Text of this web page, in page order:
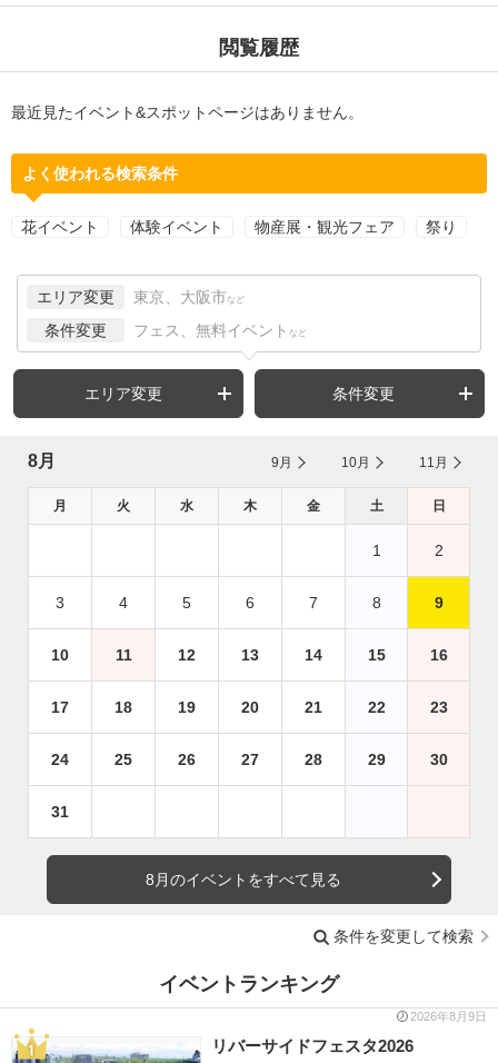
閲覧履歴
最近見たイベント&スポットページはありません。
よく使われる検索条件
花イベント 体験イベント 物産展・観光フェア 祭り
エリア変更 東京、大阪市 など
条件変更 フェス、無料イベント など
エリア変更 条件変更
8月 9月 10月 11月
月 火 水 木 金 土 日
1 2
3 4 5 6 7 8 9
10 11 12 13 14 15 16
17 18 19 20 21 22 23
24 25 26 27 28 29 30
31
8月のイベントをすべて見る
条件を変更して検索
イベントランキング
2026年8月9日
リバーサイドフェスタ2026